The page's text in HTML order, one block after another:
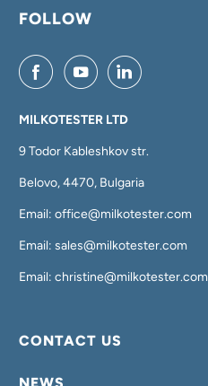
FOLLOW
MILKOTESTER LTD
9 Todor Kableshkov str.
Belovo, 4470, Bulgaria
Email: office@milkotester.com
Email: sales@milkotester.com
Email: christine@milkotester.com
CONTACT US
NEWS